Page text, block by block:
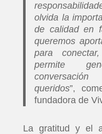
olvida la
de calidad en
queremos
para
permite
queridos”,
fundadora de
La gratitud y el